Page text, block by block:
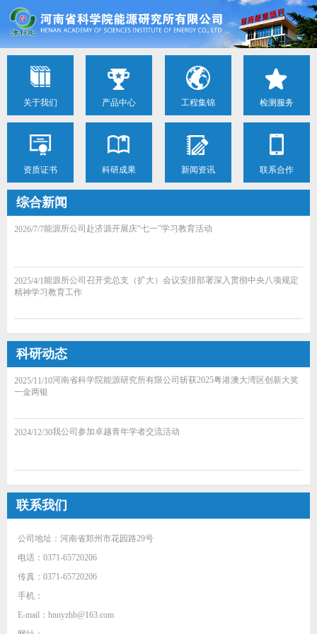
关于我们 产品中心 工程集锦 检测服务
资质证书 科研成果 新闻资讯 联系合作
综合新闻
2026/7/7能源所公司赴济源开展庆“七一”学习教育活动
2025/4/1能源所公司召开党总支（扩大）会议安排部署深入贯彻中央八项规定
精神学习教育工作
科研动态
2025/11/10河南省科学院能源研究所有限公司斩获2025粤港澳大湾区创新大奖
一金两银
2024/12/30我公司参加卓越青年学者交流活动
联系我们
公司地址：河南省郑州市花园路29号
电话：0371-65720206
传真：0371-65720206
手机：
E-mail：hnnyzhb@163.com